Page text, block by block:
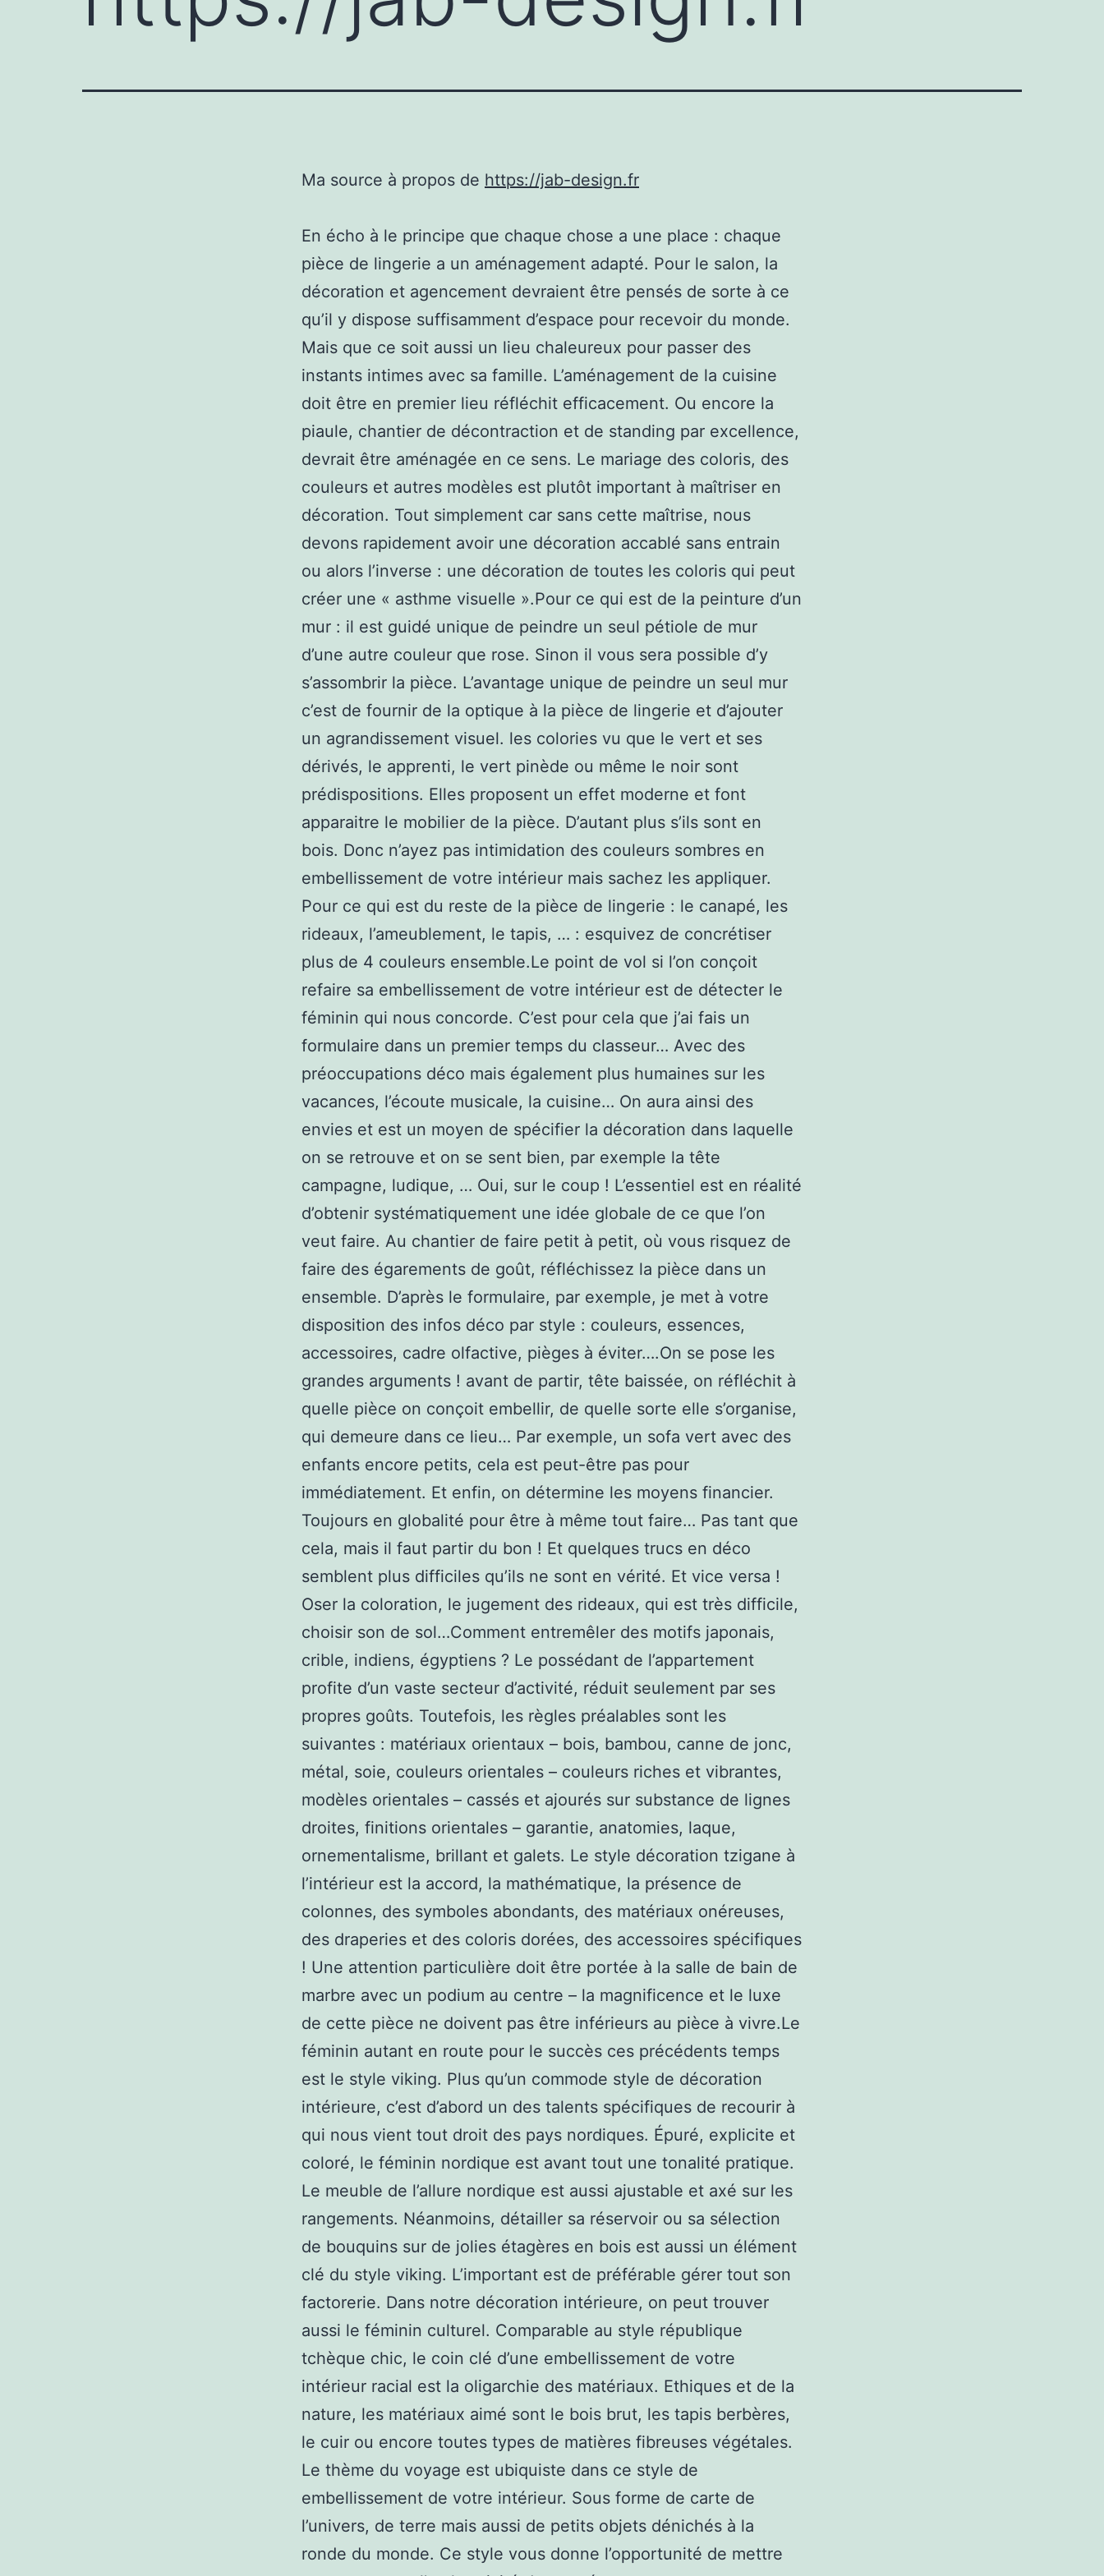
Ma source à propos de https://jab-design.fr
En écho à le principe que chaque chose a une place : chaque
pièce de lingerie a un aménagement adapté. Pour le salon, la
décoration et agencement devraient être pensés de sorte à ce
qu’il y dispose suffisamment d’espace pour recevoir du monde.
Mais que ce soit aussi un lieu chaleureux pour passer des
instants intimes avec sa famille. L’aménagement de la cuisine
doit être en premier lieu réfléchit efficacement. Ou encore la
piaule, chantier de décontraction et de standing par excellence,
devrait être aménagée en ce sens. Le mariage des coloris, des
couleurs et autres modèles est plutôt important à maîtriser en
décoration. Tout simplement car sans cette maîtrise, nous
devons rapidement avoir une décoration accablé sans entrain
ou alors l’inverse : une décoration de toutes les coloris qui peut
créer une « asthme visuelle ».Pour ce qui est de la peinture d’un
mur : il est guidé unique de peindre un seul pétiole de mur
d’une autre couleur que rose. Sinon il vous sera possible d’y
s’assombrir la pièce. L’avantage unique de peindre un seul mur
c’est de fournir de la optique à la pièce de lingerie et d’ajouter
un agrandissement visuel. les colories vu que le vert et ses
dérivés, le apprenti, le vert pinède ou même le noir sont
prédispositions. Elles proposent un effet moderne et font
apparaitre le mobilier de la pièce. D’autant plus s’ils sont en
bois. Donc n’ayez pas intimidation des couleurs sombres en
embellissement de votre intérieur mais sachez les appliquer.
Pour ce qui est du reste de la pièce de lingerie : le canapé, les
rideaux, l’ameublement, le tapis, … : esquivez de concrétiser
plus de 4 couleurs ensemble.Le point de vol si l’on conçoit
refaire sa embellissement de votre intérieur est de détecter le
féminin qui nous concorde. C’est pour cela que j’ai fais un
formulaire dans un premier temps du classeur… Avec des
préoccupations déco mais également plus humaines sur les
vacances, l’écoute musicale, la cuisine… On aura ainsi des
envies et est un moyen de spécifier la décoration dans laquelle
on se retrouve et on se sent bien, par exemple la tête
campagne, ludique, … Oui, sur le coup ! L’essentiel est en réalité
d’obtenir systématiquement une idée globale de ce que l’on
veut faire. Au chantier de faire petit à petit, où vous risquez de
faire des égarements de goût, réfléchissez la pièce dans un
ensemble. D’après le formulaire, par exemple, je met à votre
disposition des infos déco par style : couleurs, essences,
accessoires, cadre olfactive, pièges à éviter….On se pose les
grandes arguments ! avant de partir, tête baissée, on réfléchit à
quelle pièce on conçoit embellir, de quelle sorte elle s’organise,
qui demeure dans ce lieu… Par exemple, un sofa vert avec des
enfants encore petits, cela est peut-être pas pour
immédiatement. Et enfin, on détermine les moyens financier.
Toujours en globalité pour être à même tout faire… Pas tant que
cela, mais il faut partir du bon ! Et quelques trucs en déco
semblent plus difficiles qu’ils ne sont en vérité. Et vice versa !
Oser la coloration, le jugement des rideaux, qui est très difficile,
choisir son de sol…Comment entremêler des motifs japonais,
crible, indiens, égyptiens ? Le possédant de l’appartement
profite d’un vaste secteur d’activité, réduit seulement par ses
propres goûts. Toutefois, les règles préalables sont les
suivantes : matériaux orientaux – bois, bambou, canne de jonc,
métal, soie, couleurs orientales – couleurs riches et vibrantes,
modèles orientales – cassés et ajourés sur substance de lignes
droites, finitions orientales – garantie, anatomies, laque,
ornementalisme, brillant et galets. Le style décoration tzigane à
l’intérieur est la accord, la mathématique, la présence de
colonnes, des symboles abondants, des matériaux onéreuses,
des draperies et des coloris dorées, des accessoires spécifiques
! Une attention particulière doit être portée à la salle de bain de
marbre avec un podium au centre – la magnificence et le luxe
de cette pièce ne doivent pas être inférieurs au pièce à vivre.Le
féminin autant en route pour le succès ces précédents temps
est le style viking. Plus qu’un commode style de décoration
intérieure, c’est d’abord un des talents spécifiques de recourir à
qui nous vient tout droit des pays nordiques. Épuré, explicite et
coloré, le féminin nordique est avant tout une tonalité pratique.
Le meuble de l’allure nordique est aussi ajustable et axé sur les
rangements. Néanmoins, détailler sa réservoir ou sa sélection
de bouquins sur de jolies étagères en bois est aussi un élément
clé du style viking. L’important est de préférable gérer tout son
factorerie. Dans notre décoration intérieure, on peut trouver
aussi le féminin culturel. Comparable au style république
tchèque chic, le coin clé d’une embellissement de votre
intérieur racial est la oligarchie des matériaux. Ethiques et de la
nature, les matériaux aimé sont le bois brut, les tapis berbères,
le cuir ou encore toutes types de matières fibreuses végétales.
Le thème du voyage est ubiquiste dans ce style de
embellissement de votre intérieur. Sous forme de carte de
l’univers, de terre mais aussi de petits objets dénichés à la
ronde du monde. Ce style vous donne l’opportunité de mettre